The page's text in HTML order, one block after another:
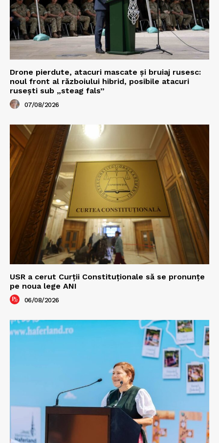
Drone pierdute, atacuri mascate și bruiaj rusesc:
noul front al războiului hibrid, posibile atacuri
rusești sub „steag fals”
07/08/2026
USR a cerut Curții Constituționale să se pronunțe
pe noua lege ANI
06/08/2026